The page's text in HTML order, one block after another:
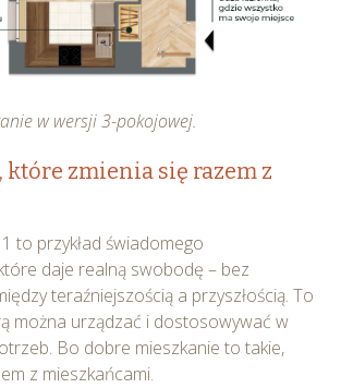
w wersji 3-pokojowej.
które zmienia się razem z
to przykład świadomego
daje realną swobodę – bez
teraźniejszością a przyszłością. To
można urządzać i dostosowywać w
Bo dobre mieszkanie to takie,
z mieszkańcami.